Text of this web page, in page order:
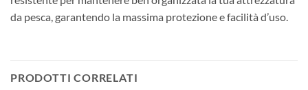
da pesca, garantendo la massima protezione e facilità d’uso.
PRODOTTI CORRELATI